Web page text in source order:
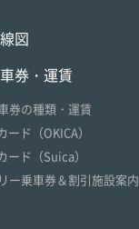
図
券・運賃
券の種類・運賃
ード（OKICA）
ード（Suica）
ー乗車券＆割引施設案内